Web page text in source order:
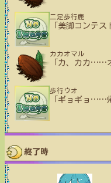
二足歩行鹿
「美脚コンテス
カカオマル
「カ、カカ……
歩行ウオ
「ギョギョ ……
終了時